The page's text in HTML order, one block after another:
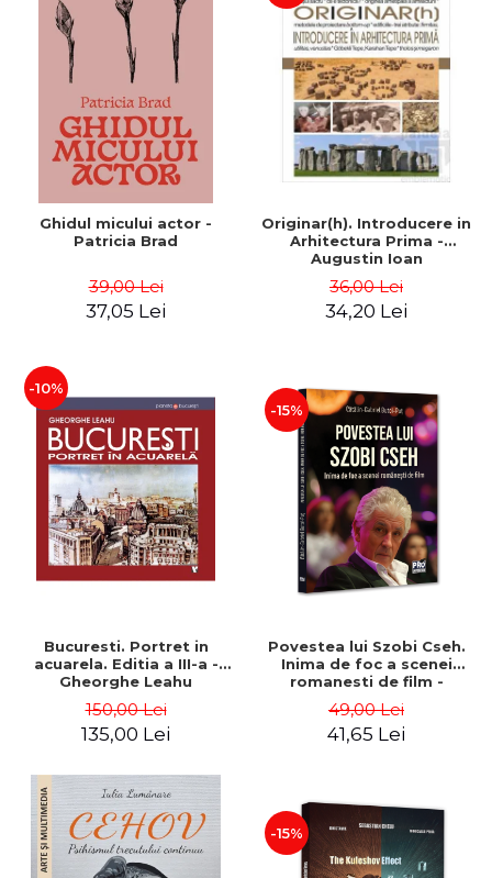
Ghidul micului actor -
Patricia Brad
39,00 Lei
37,05 Lei
Originar(h). Introducere in
Arhitectura Prima -
Augustin Ioan
36,00 Lei
34,20 Lei
-10%
Bucuresti. Portret in
acuarela. Editia a III-a -
Gheorghe Leahu
150,00 Lei
135,00 Lei
-15%
Povestea lui Szobi Cseh.
Inima de foc a scenei
romanesti de film -
49,00 Lei
41,65 Lei
-15%